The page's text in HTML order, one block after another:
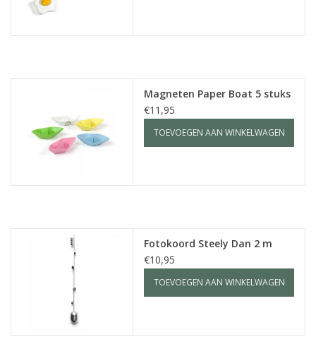
Magneten Paper Boat 5 stuks
€11,95
TOEVOEGEN AAN WINKELWAGEN
Fotokoord Steely Dan 2 m
€10,95
TOEVOEGEN AAN WINKELWAGEN